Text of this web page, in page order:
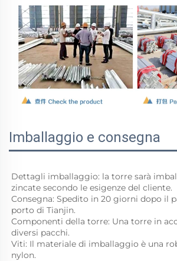
Imballaggio e consegna
Dettagli imballaggio: la torre sarà
zincate secondo le esigenze del cliente.
Consegna: Spedito in 20 giorni dopo il
porto di Tianjin.
Componenti della torre: Una torre in
diversi pacchi.
Viti: Il materiale di imballaggio è una
nylon.